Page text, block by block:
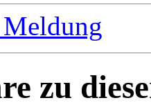
zu